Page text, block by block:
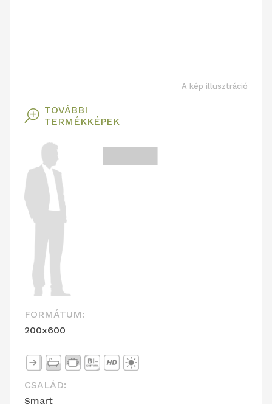
A kép illusztráció
T TOVÁBBI
TERMÉKKÉPEK
FORMÁTUM:
200x600
CSALÁD:
Smart